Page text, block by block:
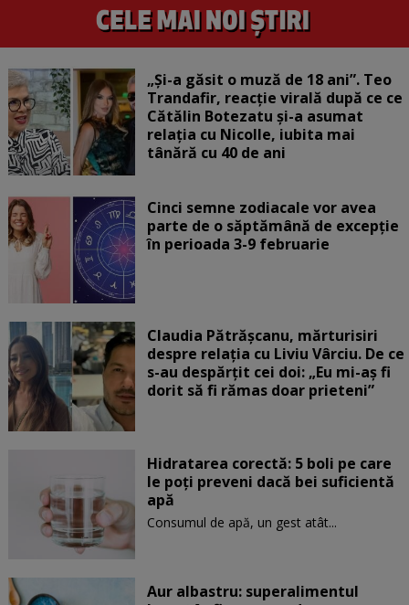
„Și-a găsit o muză de 18 ani”. Teo
Trandafir, reacție virală după ce ce
Cătălin Botezatu și-a asumat
relația cu Nicolle, iubita mai
tânără cu 40 de ani
Cinci semne zodiacale vor avea
parte de o săptămână de excepție
în perioada 3-9 februarie
Claudia Pătrășcanu, mărturisiri
despre relația cu Liviu Vârciu. De ce
s-au despărțit cei doi: „Eu mi-aș fi
dorit să fi rămas doar prieteni”
Hidratarea corectă: 5 boli pe care
le poți preveni dacă bei suficientă
apă
Consumul de apă, un gest atât...
Aur albastru: superalimentul